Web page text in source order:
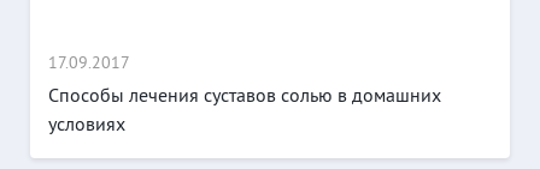
17.09.2017
Способы лечения суставов солью в домашних
условиях